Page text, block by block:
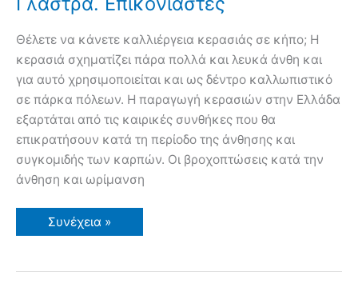
Θέλετε να κάνετε καλλιέργεια κερασιάς σε κήπο; Η
κερασιά σχηματίζει πάρα πολλά και λευκά άνθη και
για αυτό χρησιμοποιείται και ως δέντρο καλλωπιστικό
σε πάρκα πόλεων. Η παραγωγή κερασιών στην Ελλάδα
εξαρτάται από τις καιρικές συνθήκες που θα
επικρατήσουν κατά τη περίοδο της άνθησης και
συγκομιδής των καρπών. Οι βροχοπτώσεις κατά την
άνθηση και ωρίμανση
Καλλιέργεια
Κερασιάς
και
Συνέχεια »